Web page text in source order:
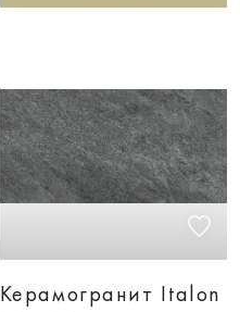
Керамогранит Italon